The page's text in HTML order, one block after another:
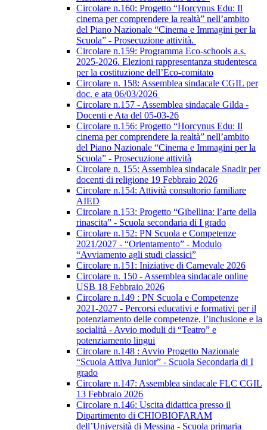
Circolare n.160: Progetto “Horcynus Edu: Il
cinema per comprendere la realtà” nell’ambito
del Piano Nazionale “Cinema e Immagini per la
Scuola” - Prosecuzione attività.
Circolare n.159: Programma Eco-schools a.s.
2025-2026. Elezioni rappresentanza studentesca
per la costituzione dell’Eco-comitato
Circolare n. 158: Assemblea sindacale CGIL per
doc. e ata 06/03/2026
Circolare n.157 - Assemblea sindacale Gilda -
Docenti e Ata del 05-03-26
Circolare n.156: Progetto “Horcynus Edu: Il
cinema per comprendere la realtà” nell’ambito
del Piano Nazionale “Cinema e Immagini per la
Scuola” - Prosecuzione attività
Circolare n. 155: Assemblea sindacale Snadir per
docenti di religione 19 Febbraio 2026
Circolare n.154: Attività consultorio familiare
AIED
Circolare n.153: Progetto “Gibellina: l’arte della
rinascita” - Scuola secondaria di I grado
Circolare n.152: PN Scuola e Competenze
2021/2027 - “Orientamento” - Modulo
“Avviamento agli studi classici”
Circolare n.151: Iniziative di Carnevale 2026
Circolare n. 150 - Assemblea sindacale online
USB 18 Febbraio 2026
Circolare n.149 : PN Scuola e Competenze
2021-2027 - Percorsi educativi e formativi per il
potenziamento delle competenze, l’inclusione e la
socialità - Avvio moduli di “Teatro” e
potenziamento lingui
Circolare n.148 : Avvio Progetto Nazionale
“Scuola Attiva Junior” - Scuola Secondaria di I
grado
Circolare n.147: Assemblea sindacale FLC CGIL
13 Febbraio 2026
Circolare n.146: Uscita didattica presso il
Dipartimento di CHIOBIOFARAM
dell’Università di Messina - Scuola primaria